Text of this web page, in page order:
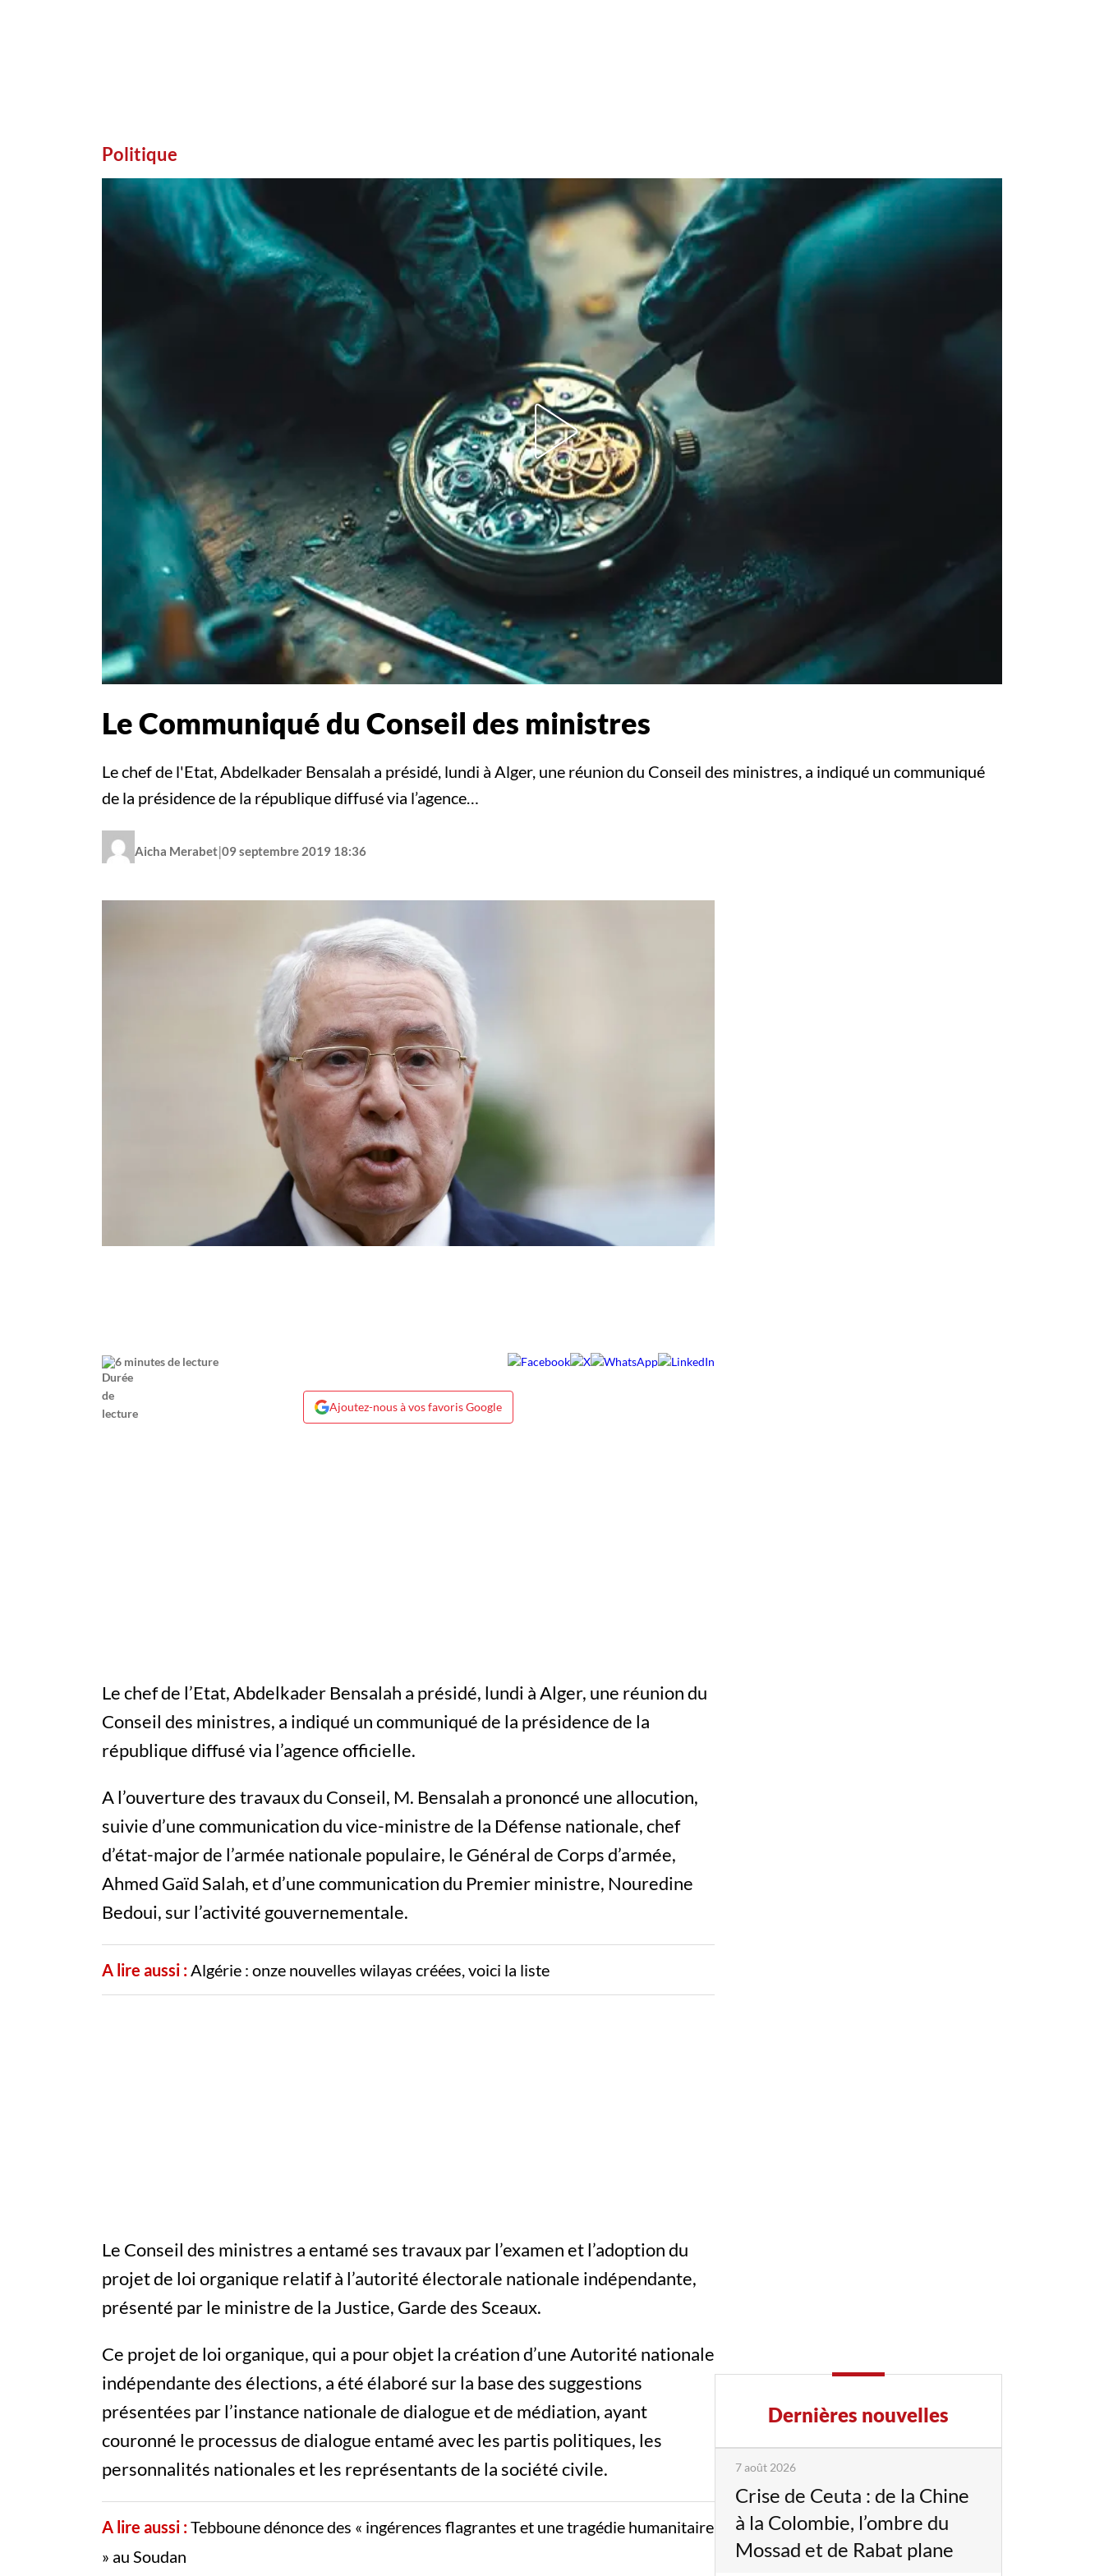
Politique
Le Communiqué du Conseil des ministres
Le chef de l'Etat, Abdelkader Bensalah a présidé, lundi à Alger, une réunion du Conseil des ministres, a indiqué un communiqué
de la présidence de la république diffusé via l’agence…
Aicha Merabet|09 septembre 2019 18:36
6 minutes de lecture
Ajoutez-nous à vos favoris Google
Le chef de l’Etat, Abdelkader Bensalah a présidé, lundi à Alger, une réunion du
Conseil des ministres, a indiqué un communiqué de la présidence de la
république diffusé via l’agence officielle.
A l’ouverture des travaux du Conseil, M. Bensalah a prononcé une allocution,
suivie d’une communication du vice-ministre de la Défense nationale, chef
d’état-major de l’armée nationale populaire, le Général de Corps d’armée,
Ahmed Gaïd Salah, et d’une communication du Premier ministre, Nouredine
Bedoui, sur l’activité gouvernementale.
A lire aussi :Algérie : onze nouvelles wilayas créées, voici la liste
Le Conseil des ministres a entamé ses travaux par l’examen et l’adoption du
projet de loi organique relatif à l’autorité électorale nationale indépendante,
présenté par le ministre de la Justice, Garde des Sceaux.
Ce projet de loi organique, qui a pour objet la création d’une Autorité nationale
indépendante des élections, a été élaboré sur la base des suggestions
présentées par l’instance nationale de dialogue et de médiation, ayant
couronné le processus de dialogue entamé avec les partis politiques, les
personnalités nationales et les représentants de la société civile.
A lire aussi :Tebboune dénonce des « ingérences flagrantes et une tragédie humanitaire
» au Soudan
Dernières nouvelles
7 août 2026
Crise de Ceuta : de la Chine
à la Colombie, l’ombre du
Mossad et de Rabat plane